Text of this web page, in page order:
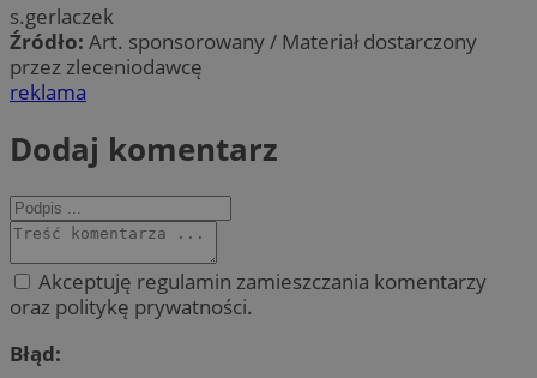
s.gerlaczek
Źródło: Art. sponsorowany / Materiał dostarczony
przez zleceniodawcę
reklama
Dodaj komentarz
Akceptuję regulamin zamieszczania komentarzy
oraz politykę prywatności.
Błąd: